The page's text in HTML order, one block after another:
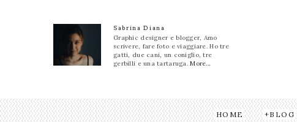
Sabrina Diana
Graphic designer e blogger, Amo
scrivere, fare foto e viaggiare. Ho tre
gatti, due cani, un coniglio, tre
gerbilli e una tartaruga.More...
HOME BLOG